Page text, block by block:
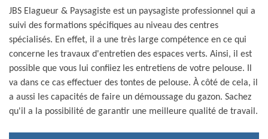
JBS Elagueur & Paysagiste est un paysagiste professionnel qui a
suivi des formations spécifiques au niveau des centres
spécialisés. En effet, il a une très large compétence en ce qui
concerne les travaux d'entretien des espaces verts. Ainsi, il est
possible que vous lui confiiez les entretiens de votre pelouse. Il
va dans ce cas effectuer des tontes de pelouse. À côté de cela, il
a aussi les capacités de faire un démoussage du gazon. Sachez
qu'il a la possibilité de garantir une meilleure qualité de travail.